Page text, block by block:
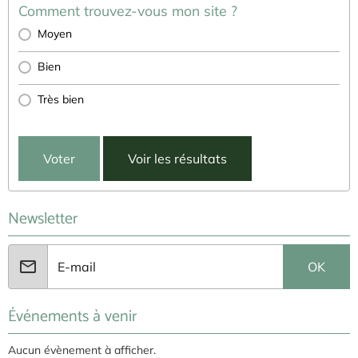
Comment trouvez-vous mon site ?
Moyen
Bien
Très bien
Voter Voir les résultats
Newsletter
OK
Événements à venir
Aucun évènement à afficher.